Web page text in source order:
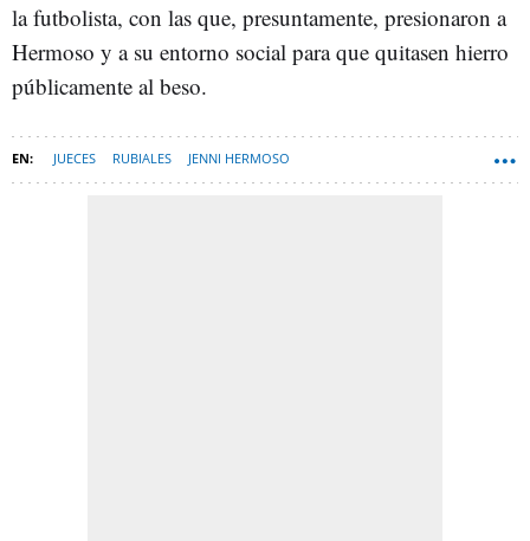
la futbolista, con las que, presuntamente, presionaron a
Hermoso y a su entorno social para que quitasen hierro
públicamente al beso.
JUECES RUBIALES JENNI HERMOSO